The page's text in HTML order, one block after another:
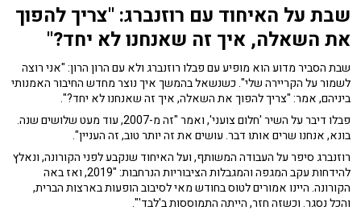
שבת על האיחוד עם רוזנברג: "צריך להפוך
את השאלה, איך זה שאנחנו לא יחד?"
שבת הסביר מדוע הוא מופיע עם פבלו רוזנברג ולא עם הרון הרון: "אני רוצה
לשמור על הקריירה שלי". כשנשאל בהמשך איך נוצר מחדש החיבור האמנותי
ביניהם, אמר: "צריך להפוך את השאלה, איך זה שאנחנו לא יחד?".
פבלו דיבר על השיר 'חלום צועני', ואמר "זה מ-2007, עוד מעט שלושים שנה.
בונא, אנחנו שרים אותו דבר. עושים את זה יותר טוב, זה העניין".
רוזנברג סיפר על העבודה המשותף, ועל האיחוד שנקבע לפני הקורונה, ונאלץ
להידחות עקב המגפה והמגבלות הציבוריות הנרחבות: "2019, ואז באה
הקורונה. היינו אמורים לטוס בחודש מאי לסיבוב הופעות בארצות הברית,
והכל נסגר. וכשזה חזר, הייתה התמוססות ב'לבד'".